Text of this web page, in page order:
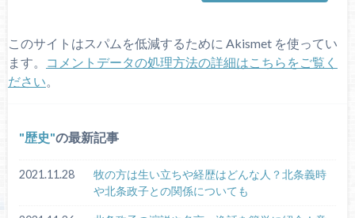
このサイトはスパムを低減するために Akismet を使ってい
ます。
コメントデータの処理方法の詳細はこちらをご覧く
ださい。
歴史 の最新記事
2021.11.28
牧の方は生い立ちや経歴はどんな人？北条義時
や北条政子との関係についても